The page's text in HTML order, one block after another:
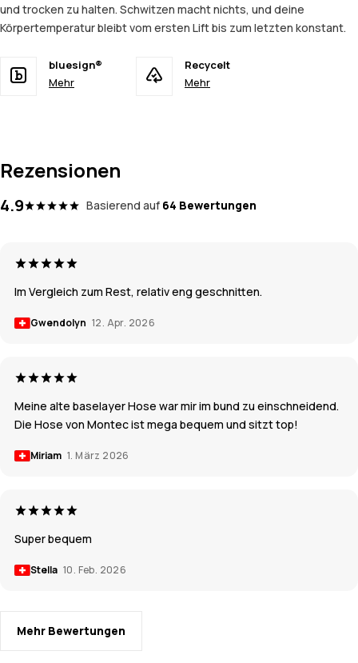
und trocken zu halten. Schwitzen macht nichts, und deine
Körpertemperatur bleibt vom ersten Lift bis zum letzten konstant.
bluesign®
Mehr
Recycelt
Mehr
Rezensionen
4.9 Basierend auf 64 Bewertungen
Im Vergleich zum Rest, relativ eng geschnitten.
Gwendolyn 12. Apr. 2026
Meine alte baselayer Hose war mir im bund zu einschneidend.
Die Hose von Montec ist mega bequem und sitzt top!
Miriam 1. März 2026
Super bequem
Stella 10. Feb. 2026
Mehr Bewertungen